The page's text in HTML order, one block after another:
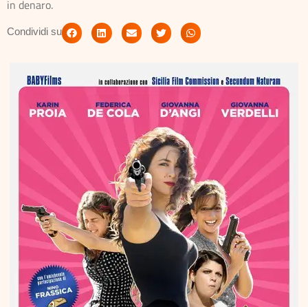
in denaro.
Condividi su